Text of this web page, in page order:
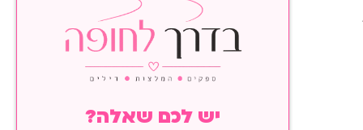
יש לכם שאלה?